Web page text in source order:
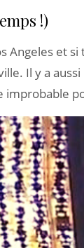
!)
Angeles et
Il y a